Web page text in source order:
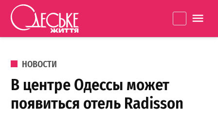
Перейти к содержанию
життя
ОПУБЛИКОВАНО В
НОВОСТИ
В центре Одессы может
появиться отель Radisson